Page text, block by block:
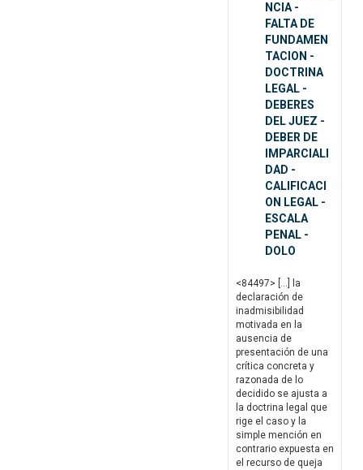
NCIA -
FALTA DE
FUNDAMEN
TACION -
DOCTRINA
LEGAL -
DEBERES
DEL JUEZ -
DEBER DE
IMPARCIALI
DAD -
CALIFICACI
ON LEGAL -
ESCALA
PENAL -
DOLO
<84497> […] la
declaración de
inadmisibilidad
motivada en la
ausencia de
presentación de una
crítica concreta y
razonada de lo
decidido se ajusta a
la doctrina legal que
rige el caso y la
simple mención en
contrario expuesta en
el recurso de queja